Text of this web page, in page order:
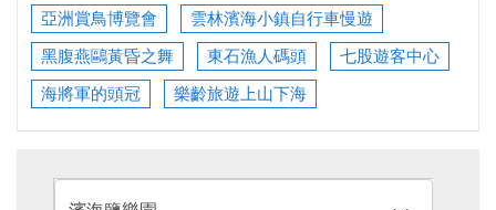
亞洲賞鳥博覽會
雲林濱海小鎮自行車慢遊
黑腹燕鷗黃昏之舞
東石漁人碼頭
七股遊客中心
海將軍的頭冠
樂齡旅遊上山下海